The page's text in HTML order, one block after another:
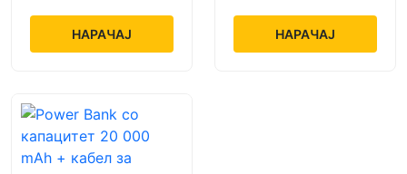
НАРАЧАЈ НАРАЧАЈ